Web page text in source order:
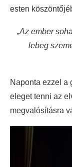
esten
„Az ember
lebeg
Naponta ezzel a
eleget tenni az
megvalósításra